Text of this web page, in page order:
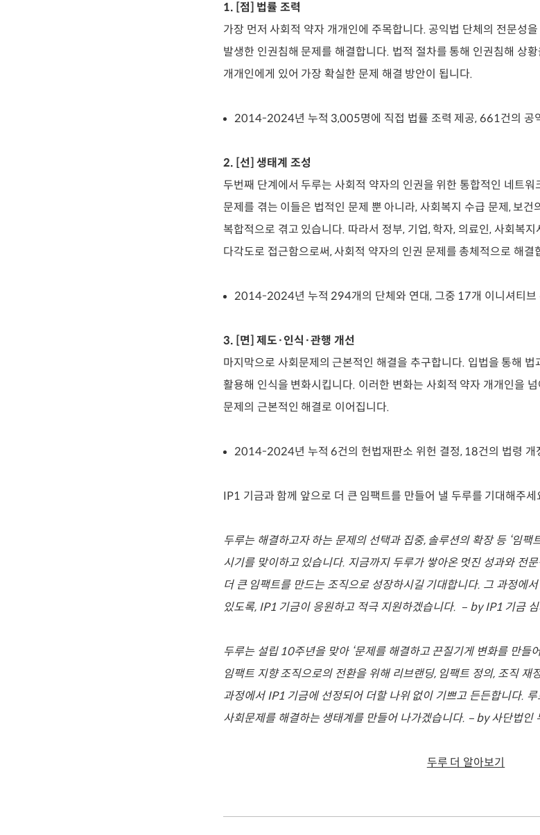
1. [점] 법률 조력
가장 먼저 사회적 약자 개개인에 주목합니다. 공익법 단체의 전문성
발생한 인권침해 문제를 해결합니다. 법적 절차를 통해 인권침해 상
개개인에게 있어 가장 확실한 문제 해결 방안이 됩니다.
2014-2024년 누적 3,005명에 직접 법률 조력 제공, 661건의 공
2. [선] 생태계 조성
두번째 단계에서 두루는 사회적 약자의 인권을 위한 통합적인 네트
문제를 겪는 이들은 법적인 문제 뿐 아니라, 사회복지 수급 문제, 보건
복합적으로 겪고 있습니다. 따라서 정부, 기업, 학자, 의료인, 사회복
다각도로 접근함으로써, 사회적 약자의 인권 문제를 총체적으로 해결
2014-2024년 누적 294개의 단체와 연대, 그중 17개 이니셔티브
3. [면] 제도·인식·관행 개선
마지막으로 사회문제의 근본적인 해결을 추구합니다. 입법을 통해
활용해 인식을 변화시킵니다. 이러한 변화는 사회적 약자 개개인을
문제의 근본적인 해결로 이어집니다.
2014-2024년 누적 6건의 헌법재판소 위헌 결정, 18건의 법령 개
IP1 기금과 함께 앞으로 더 큰 임팩트를 만들어 낼 두루를 기대해주세
두루는 해결하고자 하는 문제의 선택과 집중, 솔루션의 확장 등 ‘임팩
시기를 맞이하고 있습니다. 지금까지 두루가 쌓아온 멋진 성과와 전
더 큰 임팩트를 만드는 조직으로 성장하시길 기대합니다. 그 과정에
있도록, IP1 기금이 응원하고 적극 지원하겠습니다. – by IP1 기금
두루는 설립 10주년을 맞아 ‘문제를 해결하고 끈질기게 변화를 만들
임팩트 지향 조직으로의 전환을 위해 리브랜딩, 임팩트 정의, 조직 재
과정에서 IP1 기금에 선정되어 더할 나위 없이 기쁘고 든든합니다.
사회문제를 해결하는 생태계를 만들어 나가겠습니다. – by 사단법인
두루 더 알아보기